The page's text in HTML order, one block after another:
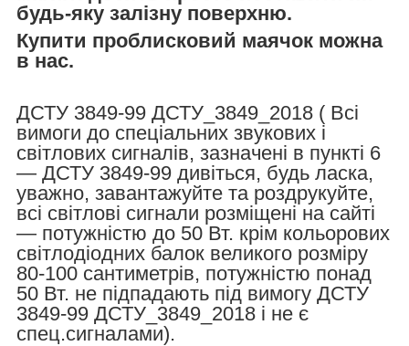
будь-яку залізну поверхню.
Купити проблисковий маячок можна
в нас.
ДСТУ 3849-99 ДСТУ_3849_2018 ( Всі
вимоги до спеціальних звукових і
світлових сигналів, зазначені в пункті 6
— ДСТУ 3849-99 дивіться, будь ласка,
уважно, завантажуйте та роздрукуйте,
всі світлові сигнали розміщені на сайті
— потужністю до 50 Вт. крім кольорових
світлодіодних балок великого розміру
80-100 сантиметрів, потужністю понад
50 Вт. не підпадають під вимогу ДСТУ
3849-99 ДСТУ_3849_2018 і не є
спец.сигналами).